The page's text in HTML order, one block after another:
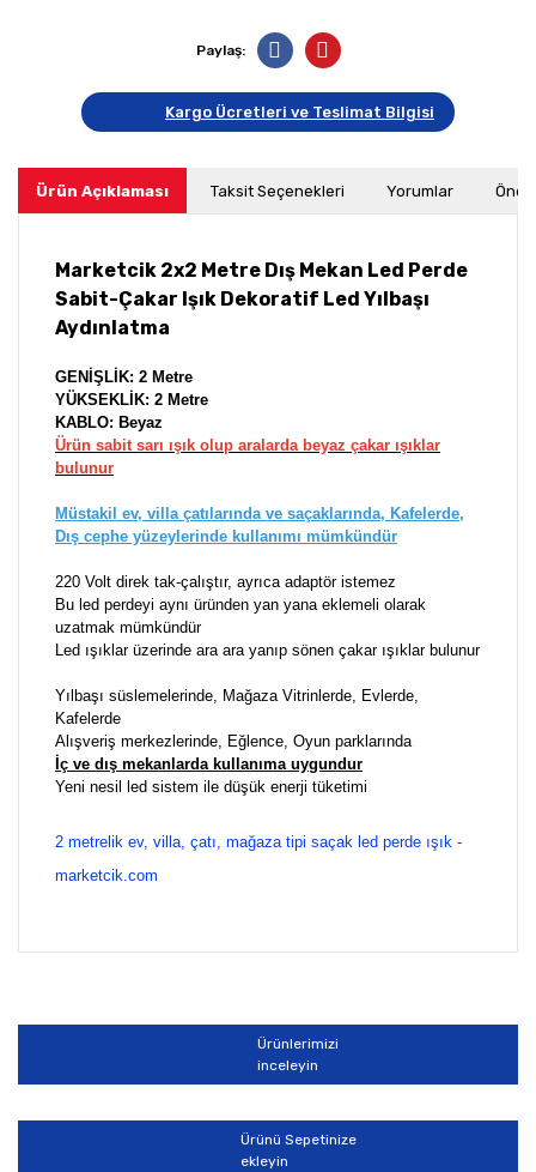
Paylaş:
Kargo Ücretleri ve Teslimat Bilgisi
Ürün Açıklaması Taksit Seçenekleri Yorumlar
Marketcik 2x2 Metre Dış Mekan Led Perde
Sabit-Çakar Işık Dekoratif Led Yılbaşı
Aydınlatma
GENİŞLİK: 2 Metre
YÜKSEKLİK: 2 Metre
KABLO: Beyaz
Ürün sabit sarı ışık olup aralarda beyaz çakar ışıklar
bulunur
Müstakil ev, villa çatılarında ve saçaklarında, Kafelerde,
Dış cephe yüzeylerinde kullanımı mümkündür
220 Volt direk tak-çalıştır, ayrıca adaptör istemez
Bu led perdeyi aynı üründen yan yana eklemeli olarak
uzatmak mümkündür
Led ışıklar üzerinde ara ara yanıp sönen çakar ışıklar bulunur
Yılbaşı süslemelerinde, Mağaza Vitrinlerde, Evlerde,
Kafelerde
Alışveriş merkezlerinde, Eğlence, Oyun parklarında
İç ve dış mekanlarda kullanıma uygundur
Yeni nesil led sistem ile düşük enerji tüketimi
2 metrelik ev, villa, çatı, mağaza tipi saçak led perde ışık -
marketcik.com
Yorum Yaz
Bu ürünün fiyat bilgisi, resim, ürün açıklamalarında ve
Görüş ve önerileriniz için teşekkür ederiz.
Ürün resmi kalitesiz, bozuk veya görüntülenemiyor.
Ürün açıklamasında eksik bilgiler bulunuyor.
Ürün bilgilerinde hatalar bulunuyor.
Ürünlerimizi
inceleyin
Ürünü Sepetinize
ekleyin